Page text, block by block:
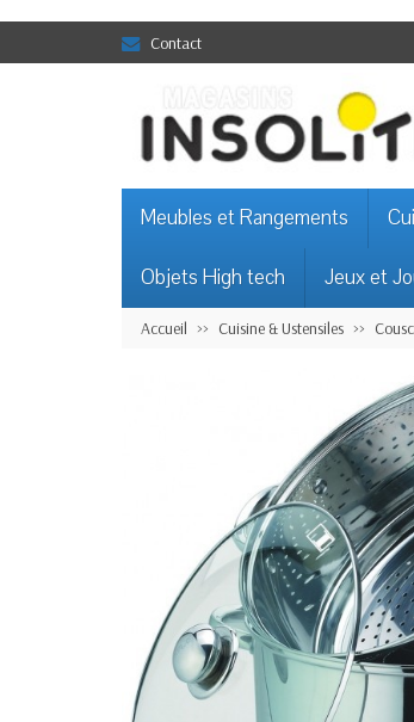
Contact
Meubles et Rangements
Objets High tech Jeux et
Accueil Cuisine & Ustensiles